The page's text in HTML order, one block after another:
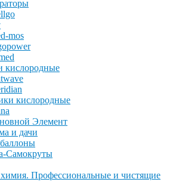
mos
кислородные
кислородные
Элемент
и дачи
Самокруты
Профессиональные и чистящие